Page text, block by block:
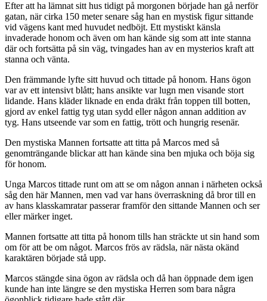
Efter att ha lämnat sitt hus tidigt på morgonen började han gå nerför
gatan, när cirka 150 meter senare såg han en mystisk figur sittande
vid vägens kant med huvudet nedböjt. Ett mystiskt känsla
invaderade honom och även om han kände sig som att inte stanna
där och fortsätta på sin väg, tvingades han av en mysterios kraft att
stanna och vänta.
Den främmande lyfte sitt huvud och tittade på honom. Hans ögon
var av ett intensivt blått; hans ansikte var lugn men visande stort
lidande. Hans kläder liknade en enda dräkt från toppen till botten,
gjord av enkel fattig tyg utan sydd eller någon annan addition av
tyg. Hans utseende var som en fattig, trött och hungrig resenär.
Den mystiska Mannen fortsatte att titta på Marcos med så
genomträngande blickar att han kände sina ben mjuka och böja sig
för honom.
Unga Marcos tittade runt om att se om någon annan i närheten också
såg den här Mannen, men vad var hans överraskning då bror till en
av hans klasskamratar passerar framför den sittande Mannen och ser
eller märker inget.
Mannen fortsatte att titta på honom tills han sträckte ut sin hand som
om för att be om något. Marcos frös av rädsla, när nästa okänd
karaktären började stå upp.
Marcos stängde sina ögon av rädsla och då han öppnade dem igen
kunde han inte längre se den mystiska Herren som bara några